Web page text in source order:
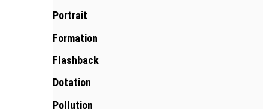
Portrait
Formation
Flashback
Dotation
Pollution